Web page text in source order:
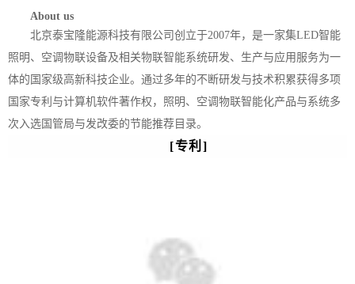
About us
北京泰宝隆能源科技有限公司创⽴于2007年，是⼀家集LED智能
照明、空调物联设备及相关物联智能系统研发、⽣产与应⽤服务为⼀
体的国家级⾼新科技企业。通过多年的不断研发与技术积累获得多项
国家专利与计算机软件著作权，照明、空调物联智能化产品与系统多
次⼊选国管局与发改委的节能推荐⽬录。
[专利]